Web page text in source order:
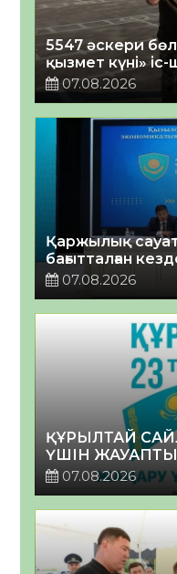
5547 әскери
қызмет күні»
07.08.2026
Қаржылық
бағытталған
07.08.2026
ҚҰРЫЛТАЙ
ҮШІН
07.08.2026